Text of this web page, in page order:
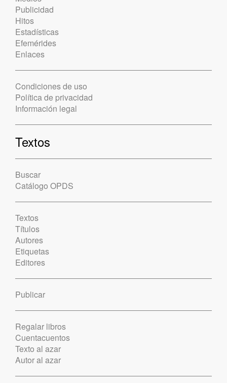
Publicidad
Hitos
Estadísticas
Efemérides
Enlaces
Condiciones de uso
Política de privacidad
Información legal
Textos
Buscar
Catálogo OPDS
Textos
Títulos
Autores
Etiquetas
Editores
Publicar
Regalar libros
Cuentacuentos
Texto al azar
Autor al azar